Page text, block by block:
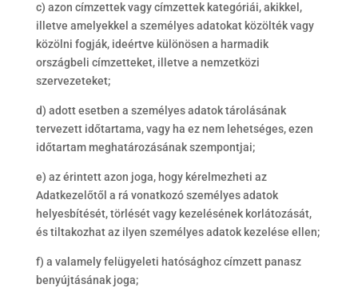
c) azon címzettek vagy címzettek kategóriái, akikkel,
illetve amelyekkel a személyes adatokat közölték vagy
közölni fogják, ideértve különösen a harmadik
országbeli címzetteket, illetve a nemzetközi
szervezeteket;
d) adott esetben a személyes adatok tárolásának
tervezett időtartama, vagy ha ez nem lehetséges, ezen
időtartam meghatározásának szempontjai;
e) az érintett azon joga, hogy kérelmezheti az
Adatkezelőtől a rá vonatkozó személyes adatok
helyesbítését, törlését vagy kezelésének korlátozását,
és tiltakozhat az ilyen személyes adatok kezelése ellen;
f) a valamely felügyeleti hatósághoz címzett panasz
benyújtásának joga;